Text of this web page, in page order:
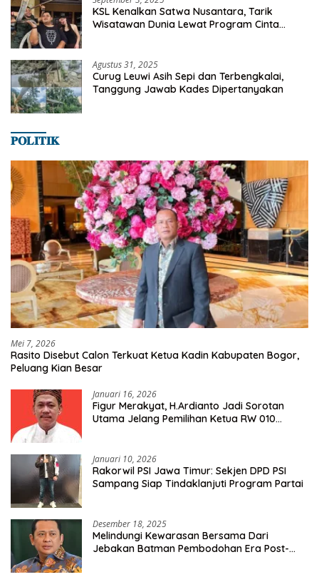
KSL Kenalkan Satwa Nusantara, Tarik
Wisatawan Dunia Lewat Program Cinta
Agustus 31, 2025
Curug Leuwi Asih Sepi dan Terbengkalai,
Tanggung Jawab Kades Dipertanyakan
𝐏𝐎𝐋𝐈𝐓𝐈𝐊
Mei 7, 2026
Rasito Disebut Calon Terkuat Ketua Kadin Kabupaten Bogor,
Peluang Kian Besar
Januari 16, 2026
Figur Merakyat, H.Ardianto Jadi Sorotan
Utama Jelang Pemilihan Ketua RW 010
Januari 10, 2026
Rakorwil PSI Jawa Timur: Sekjen DPD PSI
Sampang Siap Tindaklanjuti Program Partai
Desember 18, 2025
Melindungi Kewarasan Bersama Dari
Jebakan Batman Pembodohan Era Post-